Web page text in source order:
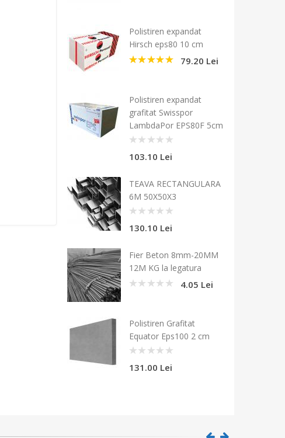
Polistiren expandat
Hirsch eps80 10 cm
79.20 Lei
Polistiren expandat
grafitat Swisspor
LambdaPor EPS80F 5cm
103.10 Lei
TEAVA RECTANGULARA
6M 50X50X3
130.10 Lei
Fier Beton 8mm-20MM
12M KG la legatura
4.05 Lei
Polistiren Grafitat
Equator Eps100 2 cm
131.00 Lei